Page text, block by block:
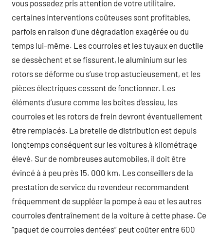
vous possedez pris attention de votre utilitaire,
certaines interventions coûteuses sont profitables,
parfois en raison d’une dégradation exagérée ou du
temps lui-même. Les courroies et les tuyaux en ductile
se dessèchent et se fissurent, le aluminium sur les
rotors se déforme ou s’use trop astucieusement, et les
pièces électriques cessent de fonctionner. Les
éléments d’usure comme les boîtes d’essieu, les
courroies et les rotors de frein devront éventuellement
être remplacés. La bretelle de distribution est depuis
longtemps conséquent sur les voitures à kilométrage
élevé. Sur de nombreuses automobiles, il doit être
évincé à à peu près 15. 000 km. Les conseillers de la
prestation de service du revendeur recommandent
fréquemment de suppléer la pompe à eau et les autres
courroies d’entraînement de la voiture à cette phase. Ce
“paquet de courroies dentées” peut coûter entre 600